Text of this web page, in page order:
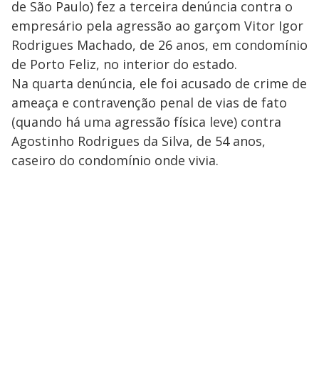
de São Paulo) fez a terceira denúncia contra o
empresário pela agressão ao garçom Vitor Igor
Rodrigues Machado, de 26 anos, em condomínio
de Porto Feliz, no interior do estado.
Na quarta denúncia, ele foi acusado de crime de
ameaça e contravenção penal de vias de fato
(quando há uma agressão física leve) contra
Agostinho Rodrigues da Silva, de 54 anos,
caseiro do condomínio onde vivia.